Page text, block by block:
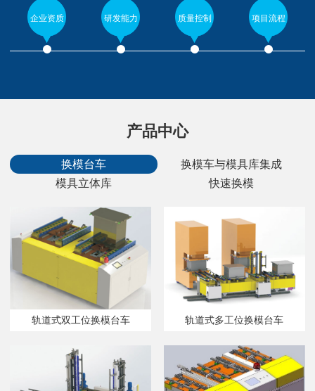
企业资质 研发能力 质量控制 项目流程
产品中心
换模台车
换模车与模具库集成
模具立体库
快速换模
轨道式双工位换模台车 轨道式多工位换模台车